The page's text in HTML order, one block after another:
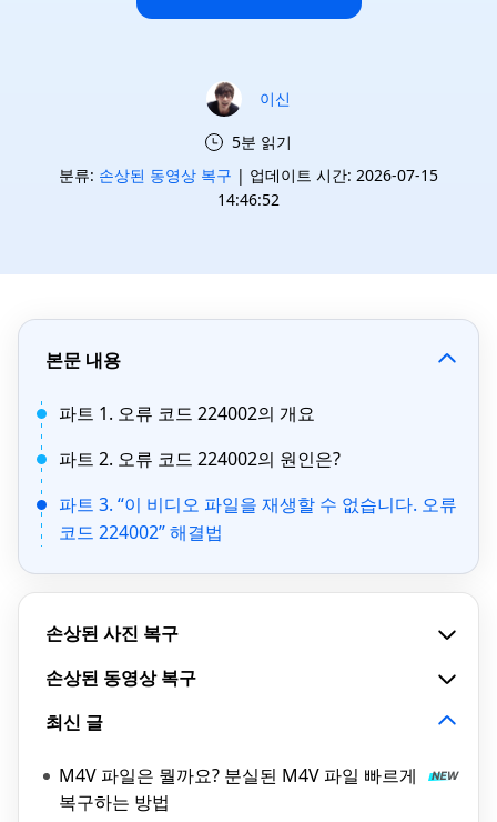
이신
5분 읽기
분류: 손상된 동영상 복구 | 업데이트 시간: 2026-07-15
14:46:52
본문 내용
파트 1. 오류 코드 224002의 개요
파트 2. 오류 코드 224002의 원인은?
파트 3. “이 비디오 파일을 재생할 수 없습니다. 오류
코드 224002” 해결법
손상된 사진 복구
손상된 동영상 복구
최신 글
M4V 파일은 뭘까요? 분실된 M4V 파일 빠르게
복구하는 방법